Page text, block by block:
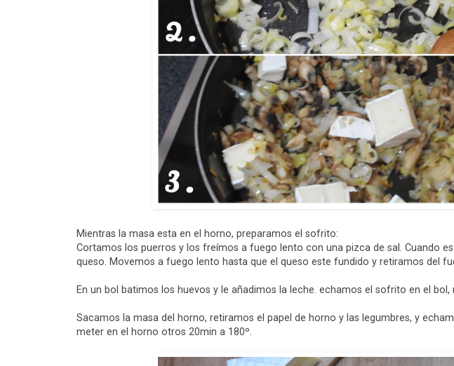
Mientras la masa esta en el horno, preparamos el sofrito:
Cortamos los puerros y los freímos a fuego lento con una pizca de sal. Cuando
queso. Movemos a fuego lento hasta que el queso este fundido y retiramos del
En un bol batimos los huevos y le añadimos la leche. echamos el sofrito en el
Sacamos la masa del horno, retiramos el papel de horno y las legumbres, y
meter en el horno otros 20min a 180º.